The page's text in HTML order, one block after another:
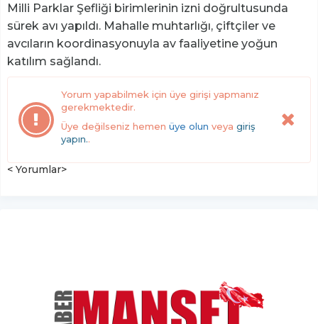
Milli Parklar Şefliği birimlerinin izni doğrultusunda
sürek avı yapıldı. Mahalle muhtarlığı, çiftçiler ve
avcıların koordinasyonuyla av faaliyetine yoğun
katılım sağlandı.
Yorum yapabilmek için üye girişi yapmanız
gerekmektedir.
Üye değilseniz hemen üye olun veya giriş
yapın..
< Yorumlar>